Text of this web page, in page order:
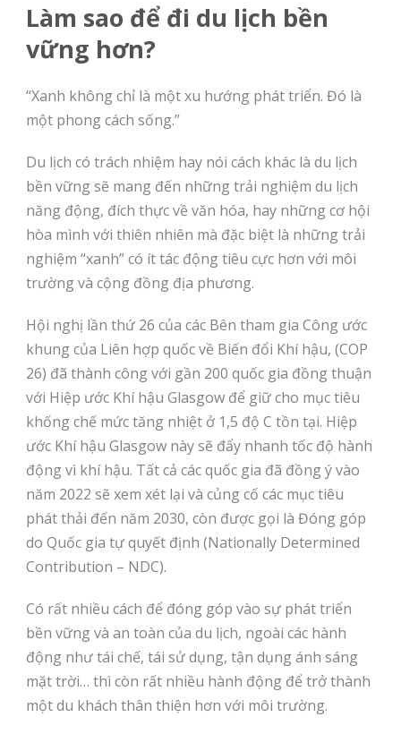
Làm sao để đi du lịch bền
vững hơn?
“Xanh không chỉ là một xu hướng phát triển. Đó là
một phong cách sống.”
Du lịch có trách nhiệm hay nói cách khác là du lịch
bền vững sẽ mang đến những trải nghiệm du lịch
năng động, đích thực về văn hóa, hay những cơ hội
hòa mình với thiên nhiên mà đặc biệt là những trải
nghiệm “xanh” có ít tác động tiêu cực hơn với môi
trường và cộng đồng địa phương.
Hội nghị lần thứ 26 của các Bên tham gia Công ước
khung của Liên hợp quốc về Biến đổi Khí hậu, (COP
26) đã thành công với gần 200 quốc gia đồng thuận
với Hiệp ước Khí hậu Glasgow để giữ cho mục tiêu
khống chế mức tăng nhiệt ở 1,5 độ C tồn tại. Hiệp
ước Khí hậu Glasgow này sẽ đẩy nhanh tốc độ hành
động vì khí hậu. Tất cả các quốc gia đã đồng ý vào
năm 2022 sẽ xem xét lại và củng cố các mục tiêu
phát thải đến năm 2030, còn được gọi là Đóng góp
do Quốc gia tự quyết định (Nationally Determined
Contribution – NDC).
Có rất nhiều cách để đóng góp vào sự phát triển
bền vững và an toàn của du lịch, ngoài các hành
động như tái chế, tái sử dụng, tận dụng ánh sáng
mặt trời… thì còn rất nhiều hành động để trở thành
một du khách thân thiện hơn với môi trường.